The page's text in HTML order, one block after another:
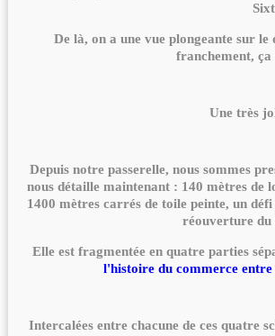
De là, on a une vue plongeante sur
franchement,
Une très
Depuis notre passerelle, nous sommes
nous détaille maintenant : 140 mètres de
1400 mètres carrés de toile peinte, un
réouverture du
Elle est fragmentée en quatre parties
l'histoire du commerce
Intercalées entre chacune de ces quatre